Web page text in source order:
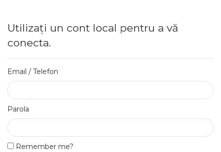
Utilizați un cont local pentru a vă
conecta.
Email / Telefon
Parola
Remember me?